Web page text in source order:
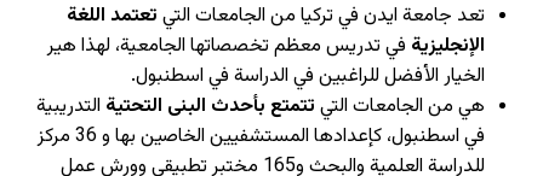
تعد جامعة ايدن في تركيا من الجامعات التي تعتمد اللغة
الإنجليزية في تدريس معظم تخصصاتها الجامعية، لهذا هير
الخيار الأفضل للراغبين في الدراسة في اسطنبول.
هي من الجامعات التي تتمتع بأحدث البنى التحتية التدريبية
في اسطنبول، كإعدادها المستشفيين الخاصين بها و 36 مركز
للدراسة العلمية والبحث و165 مختبر تطبيقي وورش عمل